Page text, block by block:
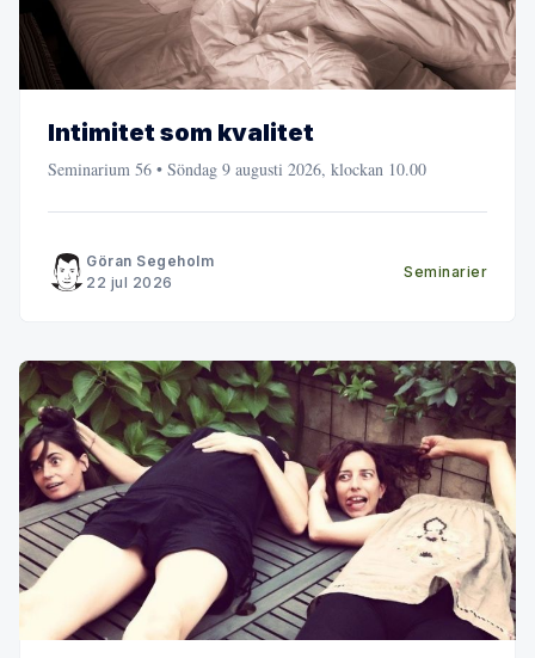
Intimitet som kvalitet
Seminarium 56 • Söndag 9 augusti 2026, klockan 10.00
Göran Segeholm
22 jul 2026
Seminarier